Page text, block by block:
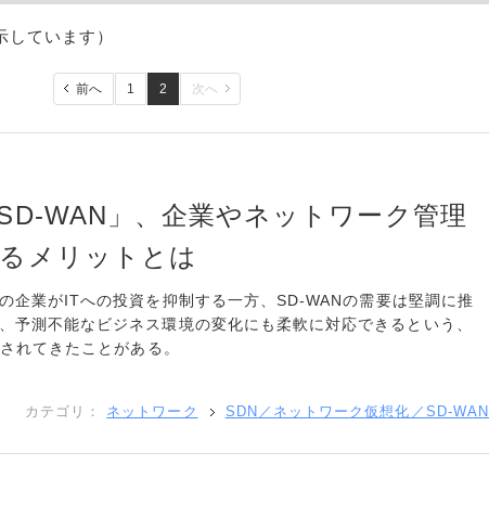
ています）
前へ 1 2 次へ
WAN」、企業やネットワーク管理
メリットとは
企業がITへの投資を抑制する一方、SD-WANの需要は堅調に推
予測不能なビジネス環境の変化にも柔軟に対応できるという、
れてきたことがある。
カテゴリ： ネットワーク SDN／ネットワーク仮想化／SD-WAN